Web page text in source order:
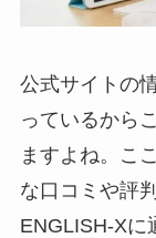
公式サイトの
っているから
ますよね。こ
な口コミや評
ENGLISH-Xに